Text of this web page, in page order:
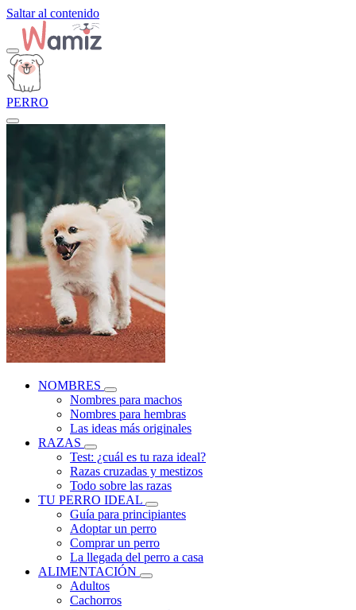
Saltar al contenido
PERRO
NOMBRES
Nombres para machos
Nombres para hembras
Las ideas más originales
RAZAS
Test: ¿cuál es tu raza ideal?
Razas cruzadas y mestizos
Todo sobre las razas
TU PERRO IDEAL
Guía para principiantes
Adoptar un perro
Comprar un perro
La llegada del perro a casa
ALIMENTACIÓN
Adultos
Cachorros